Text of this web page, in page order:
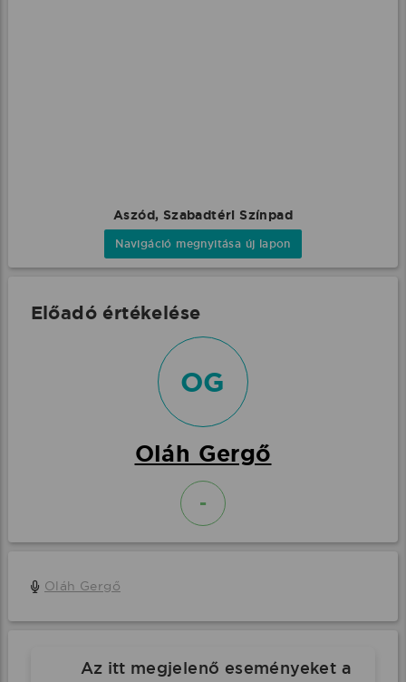
Aszód, Szabadtéri Színpad
Navigáció megnyitása új lapon
Előadó értékelése
OG
Oláh Gergő
-
Oláh Gergő
Az itt megjelenő eseményeket a